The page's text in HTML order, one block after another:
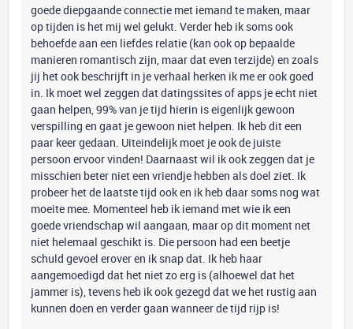
goede diepgaande connectie met iemand te maken, maar
op tijden is het mij wel gelukt. Verder heb ik soms ook
behoefde aan een liefdes relatie (kan ook op bepaalde
manieren romantisch zijn, maar dat even terzijde) en zoals
jij het ook beschrijft in je verhaal herken ik me er ook goed
in. Ik moet wel zeggen dat datingssites of apps je echt niet
gaan helpen, 99% van je tijd hierin is eigenlijk gewoon
verspilling en gaat je gewoon niet helpen. Ik heb dit een
paar keer gedaan. Uiteindelijk moet je ook de juiste
persoon ervoor vinden! Daarnaast wil ik ook zeggen dat je
misschien beter niet een vriendje hebben als doel ziet. Ik
probeer het de laatste tijd ook en ik heb daar soms nog wat
moeite mee. Momenteel heb ik iemand met wie ik een
goede vriendschap wil aangaan, maar op dit moment net
niet helemaal geschikt is. Die persoon had een beetje
schuld gevoel erover en ik snap dat. Ik heb haar
aangemoedigd dat het niet zo erg is (alhoewel dat het
jammer is), tevens heb ik ook gezegd dat we het rustig aan
kunnen doen en verder gaan wanneer de tijd rijp is!